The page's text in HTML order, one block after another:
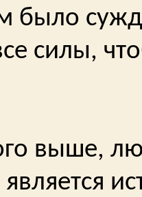
было
силы,
выше,
является